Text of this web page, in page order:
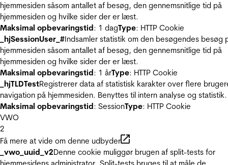
hjemmesiden såsom antallet af besøg, den gennemsnitlige tid på
hjemmesiden og hvilke sider der er læst.
Maksimal opbevaringstid: 1 dagType: HTTP Cookie
_hjSessionUser_#Indsamler statistik om den besøgendes besøg
hjemmesiden såsom antallet af besøg, den gennemsnitlige tid på
hjemmesiden og hvilke sider der er læst.
Maksimal opbevaringstid: 1 årType: HTTP Cookie
_hjTLDTestRegistrerer data af statistisk karakter over flere
navigation på hjemmesiden. Benyttes til intern analyse og statistik.
Maksimal opbevaringstid: SessionType: HTTP Cookie
VWO
2
Få mere at vide om denne udbyder
_vwo_uuid_v2Denne cookie muliggør brugen af split-tests for